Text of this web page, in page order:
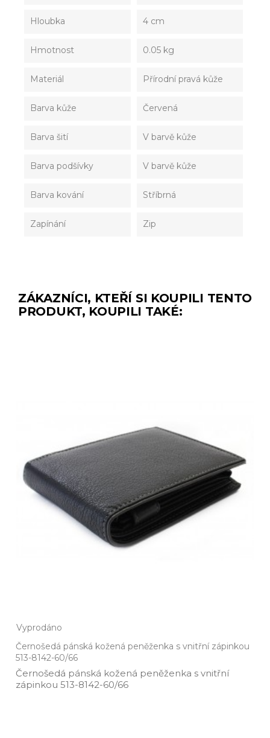
Hloubka 4 cm
Hmotnost 0.05 kg
Materiál Přírodní pravá kůže
Barva kůže Červená
Barva šití V barvě kůže
Barva podšívky V barvě kůže
Barva kování Stříbrná
Zapínání Zip
ZÁKAZNÍCI, KTEŘÍ SI KOUPILI TENTO
PRODUKT, KOUPILI TAKÉ:
Vyprodáno
Černošedá pánská kožená peněženka s vnitřní zápinkou
513-8142-60/66
Černošedá pánská kožená peněženka s vnitřní
zápinkou 513­-8142­-60/66